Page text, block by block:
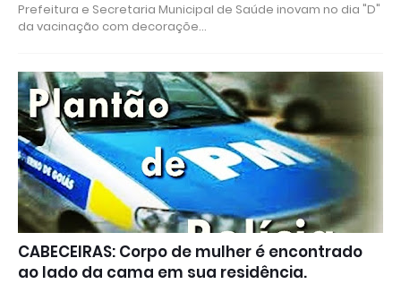
Prefeitura e Secretaria Municipal de Saúde inovam no dia "D"
da vacinação com decoraçõe…
CABECEIRAS: Corpo de mulher é encontrado
ao lado da cama em sua residência.